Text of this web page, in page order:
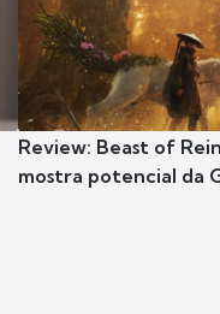
Review: Beast of
mostra potencial da